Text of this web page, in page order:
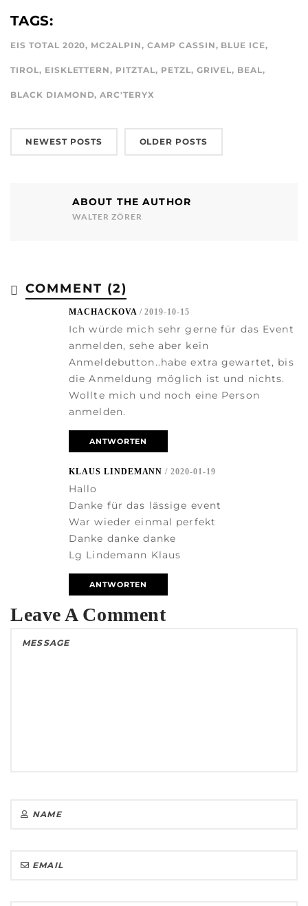
TAGS:
EIS TOTAL 2020, MC2ALPIN, CAMP CASSIN, BLUE ICE,
TIROL, EISKLETTERN, PITZTAL, PETZL, GRIVEL, BEAL,
BLACK DIAMOND,ARC'TERYX
NEWEST POSTS OLDER POSTS
ABOUT THE AUTHOR
WALTER ZÖRER
COMMENT (2)
MACHACKOVA / 2019-10-15
Ich würde mich sehr gerne für das Event
anmelden, sehe aber kein
Anmeldebutton..habe extra gewartet, bis
die Anmeldung möglich ist und nichts.
Wollte mich und noch eine Person
anmelden.
ANTWORTEN
KLAUS LINDEMANN / 2020-01-19
Hallo
Danke für das lässige event
War wieder einmal perfekt
Danke danke danke
Lg Lindemann Klaus
ANTWORTEN
Leave A Comment